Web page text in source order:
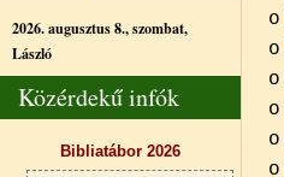
2026. augusztus 8., szombat,
László
Közérdekű infók
Bibliatábor 2026
o
o
o
o
o
o